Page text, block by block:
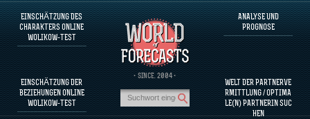
EINSCHÄTZUNG DES
CHARAKTERS ONLINE
WOLIKOW-TEST
EINSCHÄTZUNG DER
BEZIEHUNGEN ONLINE
WOLIKOW-TEST
· SINCE. 2004 ·
ANALYSE UND
PROGNOSE
WELT DER PARTNERVE
RMITTLUNG / OPTIMA
LE(N) PARTNERIN SUC
HEN
ÜBER DAS PROGRAMM
CHARAKTER JETZT EINSCHÄTZEN
BEURTEILUNG DES CHARAKTERS VON BERÜHMTEN PERSÖNLICHKEITEN
ÜBER DAS PROGRAMM
KOMPATIBILITÄT DER PARTNERINNEN EINSCHÄTZEN
ANALYSE UND PROGNOSE